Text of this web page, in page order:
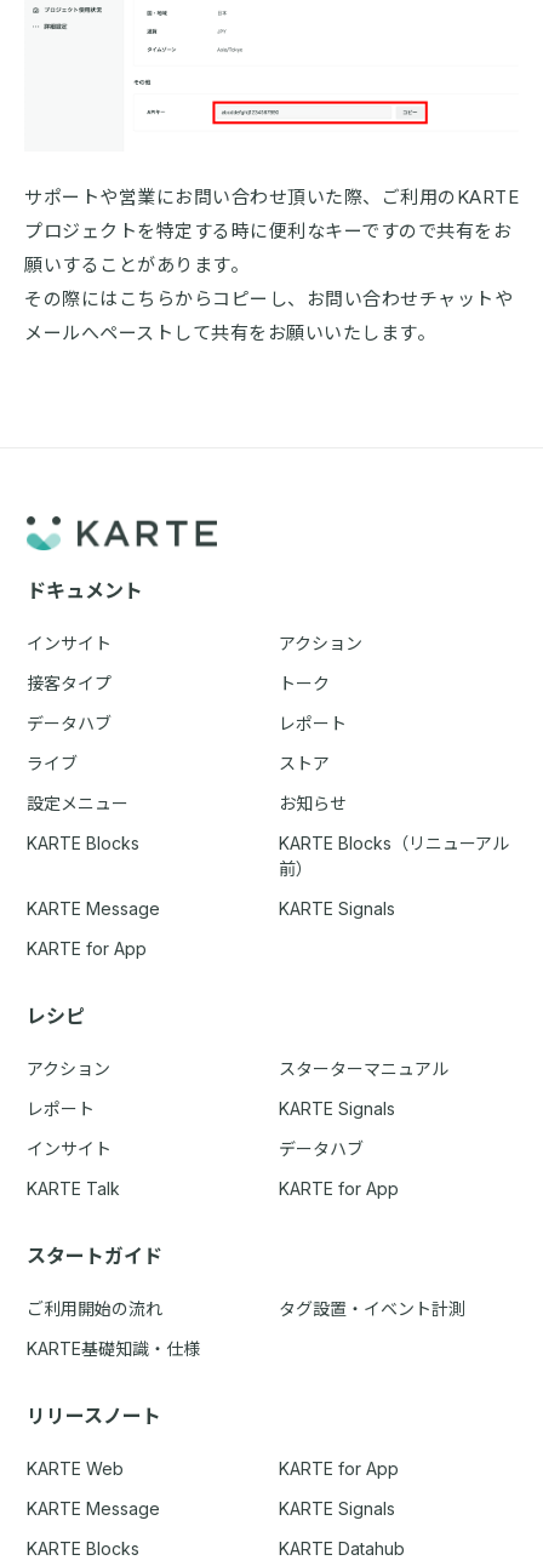
サポートや営業にお問い合わせ頂いた際、ご利用のKARTE
プロジェクトを特定する時に便利なキーですので共有をお
願いすることがあります。
その際にはこちらからコピーし、お問い合わせチャットや
メールへペーストして共有をお願いいたします。
ドキュメント
インサイト
アクション
接客タイプ
トーク
データハブ
レポート
ライブ
ストア
設定メニュー
お知らせ
KARTE Blocks
KARTE Blocks（リニューアル
前）
KARTE Message
KARTE Signals
KARTE for App
レシピ
アクション
スターターマニュアル
レポート
KARTE Signals
インサイト
データハブ
KARTE Talk
KARTE for App
スタートガイド
ご利用開始の流れ
タグ設置・イベント計測
KARTE基礎知識・仕様
リリースノート
KARTE Web
KARTE for App
KARTE Message
KARTE Signals
KARTE Blocks
KARTE Datahub